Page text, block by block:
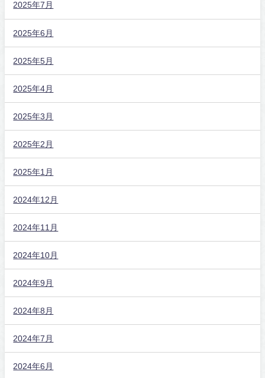
2025年7月
2025年6月
2025年5月
2025年4月
2025年3月
2025年2月
2025年1月
2024年12月
2024年11月
2024年10月
2024年9月
2024年8月
2024年7月
2024年6月